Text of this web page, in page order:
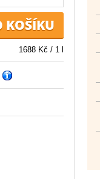
1688 Kč / 1 l